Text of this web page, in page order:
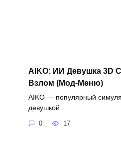
AIKO: ИИ Девушка 3D
Взлом (Мод-Меню)
AIKO — популярный
девушкой
0 17